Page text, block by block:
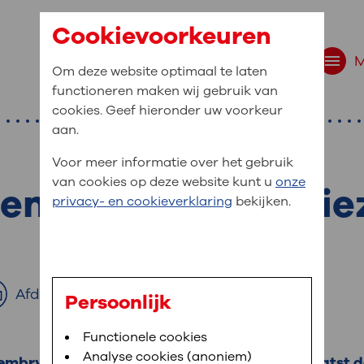
navigatie
bent u naar op
Bloedafname,MijnOLVG,Digitalisering
medische gegevens
In MijnOLVG kunt u uw medische
het u uitkomt. OLVG breidt MijnOLVG
na
Afdrukken
Cookievoorkeuren
Om deze website optimaal te laten
functioneren maken wij gebruik van
cookies. Geef hieronder uw voorkeur
aan.
Voor meer informatie over het gebruik
van cookies op deze website kunt u onze
privacy- en cookieverklaring bekijken.
Persoonlijk
Functionele cookies
Analyse cookies (anoniem)